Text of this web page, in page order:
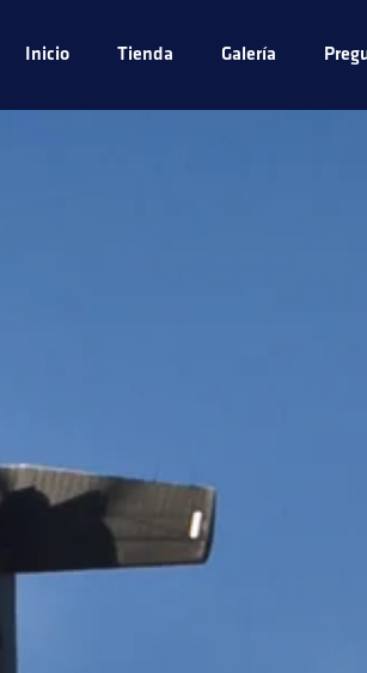
Inicio Tienda Galería